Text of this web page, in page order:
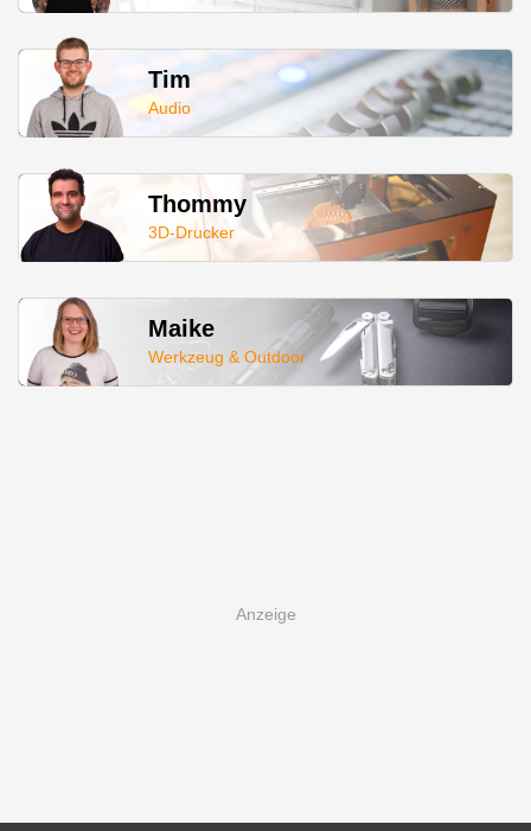
Tim
Audio
Thommy
3D-Drucker
Maike
Werkzeug & Outdoor